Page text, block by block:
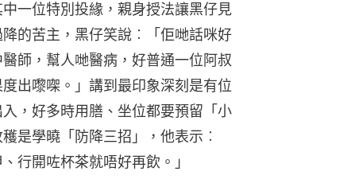
一位特別投緣，親身授法讓黑仔見
的苦主，黑仔笑說︰「佢哋話咪好
師，幫人哋醫病，好普通一位阿叔
出嚟㗎。」講到最印象深刻是有位
，好多時用膳、坐位都要預留「小
是學曉「防降三招」，他表示︰
行開咗杯茶就唔好再飲。」